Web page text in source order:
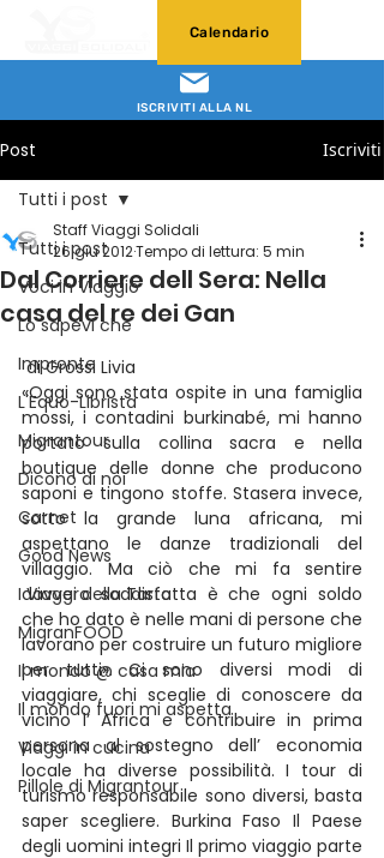
ISCRIVITI ALLA NL
Calendario
Post Iscriviti
Tutti i post
Voci in Viaggio
Lo sapevi che
Impronte
L'Equo-Librista
Migrantour
Dicono di noi
Carnet
Good News
I Viaggi della Tarta
MigranFOOD
Il mondo @ casa mia
Il mondo fuori mi aspetta
Viaggi in cucina
Pillole di Migrantour
Tutti i post
Dal Corriere dell Sera: Nella
casa del re dei Gan
Staff Viaggi Solidali
26 giu 2012Tempo di lettura: 5 min
di Grossi Livia
«Oggi sono stata ospite in una famiglia
mossi, i contadini burkinabé, mi hanno
portato sulla collina sacra e nella
boutique delle donne che producono
saponi e tingono stoffe. Stasera invece,
sotto la grande luna africana, mi
aspettano le danze tradizionali del
villaggio. Ma ciò che mi fa sentire
davvero soddisfatta è che ogni soldo
che ho dato è nelle mani di persone che
lavorano per costruire un futuro migliore
per tutti». Ci sono diversi modi di
viaggiare, chi sceglie di conoscere da
vicino l’ Africa e contribuire in prima
persona al sostegno dell’ economia
locale ha diverse possibilità. I tour di
turismo responsabile sono diversi, basta
saper scegliere. Burkina Faso Il Paese
degli uomini integri Il primo viaggio parte